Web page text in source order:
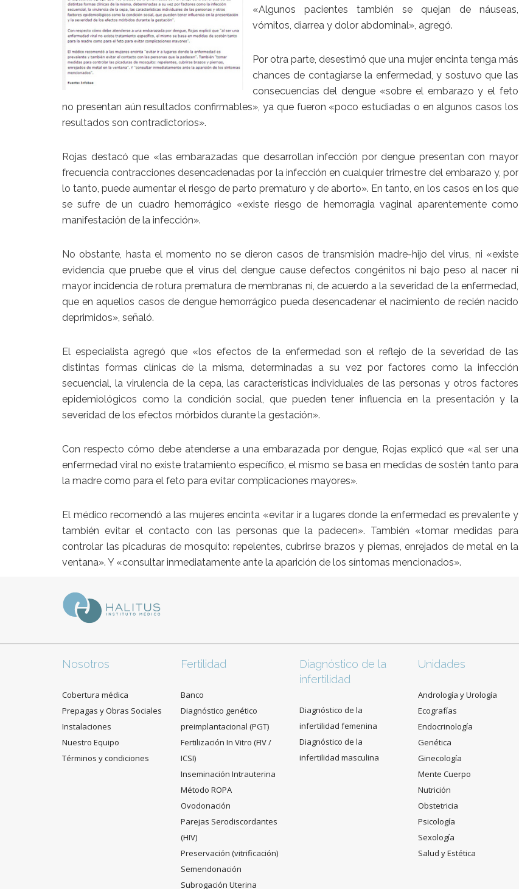
«Algunos pacientes también se quejan de náuseas,
vómitos, diarrea y dolor abdominal», agregó.
Por otra parte, desestimó que una mujer encinta tenga más
chances de contagiarse la enfermedad, y sostuvo que las
consecuencias del dengue «sobre el embarazo y el feto
no presentan aún resultados confirmables», ya que fueron «poco estudiadas o en algunos casos los
resultados son contradictorios».
Rojas destacó que «las embarazadas que desarrollan infección por dengue presentan con mayor
frecuencia contracciones desencadenadas por la infección en cualquier trimestre del embarazo y, por
lo tanto, puede aumentar el riesgo de parto prematuro y de aborto». En tanto, en los casos en los que
se sufre de un cuadro hemorrágico «existe riesgo de hemorragia vaginal aparentemente como
manifestación de la infección».
No obstante, hasta el momento no se dieron casos de transmisión madre-hijo del virus, ni «existe
evidencia que pruebe que el virus del dengue cause defectos congénitos ni bajo peso al nacer ni
mayor incidencia de rotura prematura de membranas ni, de acuerdo a la severidad de la enfermedad,
que en aquellos casos de dengue hemorrágico pueda desencadenar el nacimiento de recién nacido
deprimidos», señaló.
El especialista agregó que «los efectos de la enfermedad son el reflejo de la severidad de las
distintas formas clínicas de la misma, determinadas a su vez por factores como la infección
secuencial, la virulencia de la cepa, las características individuales de las personas y otros factores
epidemiológicos como la condición social, que pueden tener influencia en la presentación y la
severidad de los efectos mórbidos durante la gestación».
Con respecto cómo debe atenderse a una embarazada por dengue, Rojas explicó que «al ser una
enfermedad viral no existe tratamiento específico, el mismo se basa en medidas de sostén tanto para
la madre como para el feto para evitar complicaciones mayores».
El médico recomendó a las mujeres encinta «evitar ir a lugares donde la enfermedad es prevalente y
también evitar el contacto con las personas que la padecen». También «tomar medidas para
controlar las picaduras de mosquito: repelentes, cubrirse brazos y piernas, enrejados de metal en la
ventana». Y «consultar inmediatamente ante la aparición de los síntomas mencionados».
Nosotros
Cobertura médica
Prepagas y Obras Sociales
Instalaciones
Nuestro Equipo
Términos y condiciones
Fertilidad
Banco
Diagnóstico genético
preimplantacional (PGT)
Fertilización In Vitro (FIV /
ICSI)
Inseminación Intrauterina
Método ROPA
Ovodonación
Parejas Serodiscordantes
(HIV)
Preservación (vitrificación)
Semendonación
Subrogación Uterina
Diagnóstico de la
infertilidad
Diagnóstico de la
infertilidad femenina
Diagnóstico de la
infertilidad masculina
Unidades
Andrología y Urología
Ecografías
Endocrinología
Genética
Ginecología
Mente Cuerpo
Nutrición
Obstetricia
Psicología
Sexología
Salud y Estética